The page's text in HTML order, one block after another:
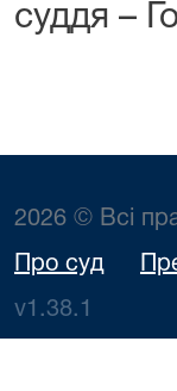
суддя –
2026 © Всі
Про суд
v1.38.1